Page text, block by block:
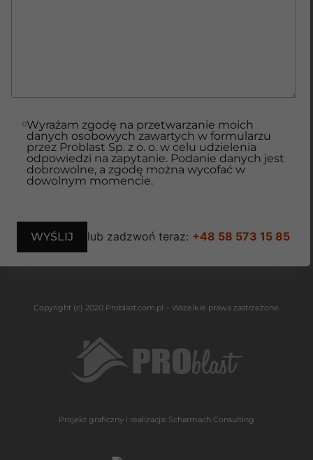
Wyrażam zgodę na przetwarzanie moich
danych osobowych zawartych w formularzu
przez Problast Sp. z o. o. w celu udzielenia
odpowiedzi na zapytanie. Podanie danych jest
dobrowolne, a zgodę można wycofać w
dowolnym momencie.
lub zadzwoń teraz: +48 58 573 15 85
Copyright (c) 2020 Problast.com.pl – Wszelkie prawa zastrzeżone.
Projekt graficzny i realizacja: Scharmach Consulting